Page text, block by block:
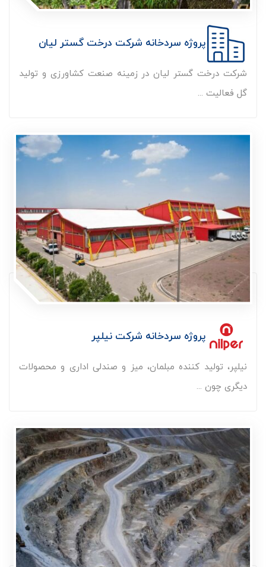
پروژه سردخانه شرکت درخت گستر لیان
شرکت درخت گستر لیان در زمینه صنعت کشاورزی و تولید
گل فعالیت ...
پروژه سردخانه شرکت نیلپر
نیلپر، تولید کننده مبلمان، میز و صندلی اداری و محصولات
دیگری چون ...